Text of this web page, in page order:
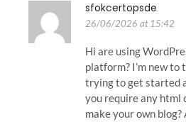
sfokcertopsde
26/06/2026 at 15:42
Hi are using
platform? I’m new to
trying to get started
you require any html
make your own